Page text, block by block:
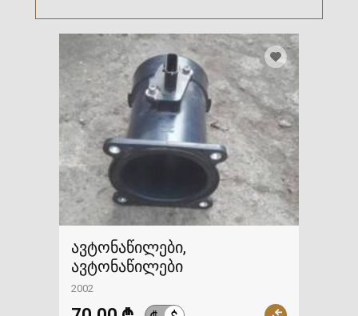
ავტონაწილები,
ავტონაწილები
2002